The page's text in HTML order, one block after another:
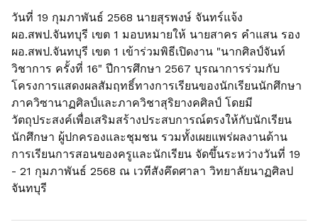
วันที่ 19 กุมภาพันธ์ 2568 นายสุรพงษ์ จันทร์แจ้ง
ผอ.สพป.จันทบุรี เขต 1 มอบหมายให้ นายสาคร คำแสน รอง
ผอ.สพป.จันทบุรี เขต 1 เข้าร่วมพิธีเปิดงาน "นากศิลป์จันท์
วิชาการ ครั้งที่ 16" ปีการศึกษา 2567 บุรณาการร่วมกับ
โครงการแสดงผลสัมฤทธิ์ทางการเรียนของนักเรียนนักศึกษา
ภาควิซานาฏศิลป์และภาควิชาสุริยางคศิลป์ โดยมี
วัตถุประสงค์เพื่อเสริมสร้างประสบการณ์ตรงให้กับนักเรียน
นักศึกษา ผู้ปกครองและชุมชน รวมทั้งเผยแพร่ผลงานด้าน
การเรียนการสอนของครูและนักเรียน จัดขึ้นระหว่างวันที่ 19
- 21 กุมภาพันธ์ 2568 ณ เวทีสังคึดศาลา วิทยาลัยนาฏศิลป
จันทบุรี